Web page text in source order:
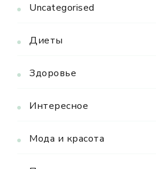
Uncategorised
Диеты
Здоровье
Интересное
Мода и красота